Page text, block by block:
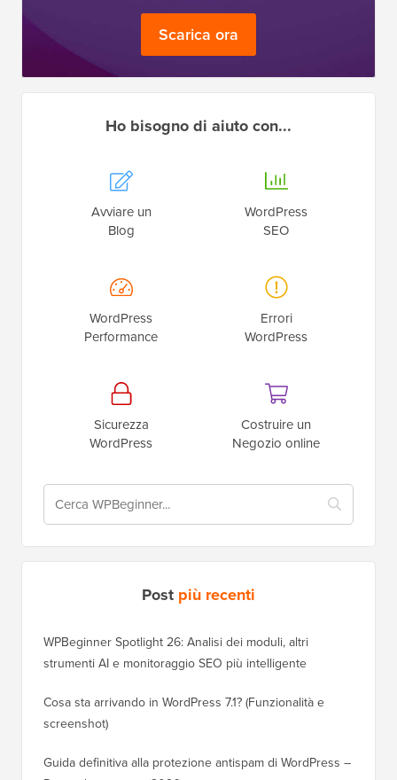
Scarica ora
Ho bisogno di aiuto con...
Avviare un
Blog
WordPress
SEO
WordPress
Performance
Errori
WordPress
Sicurezza
WordPress
Costruire un
Negozio online
Post più recenti
WPBeginner Spotlight 26: Analisi dei moduli, altri
strumenti AI e monitoraggio SEO più intelligente
Cosa sta arrivando in WordPress 7.1? (Funzionalità e
screenshot)
Guida definitiva alla protezione antispam di WordPress –